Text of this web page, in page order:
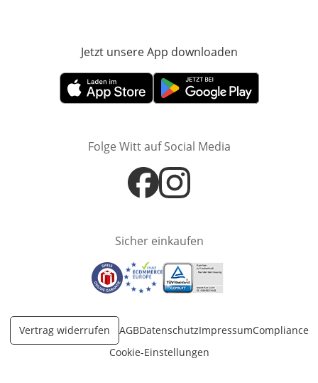
Jetzt unsere App downloaden
Öffnet in neuem FensterÖffnet in neuem Fenster
Folge Witt auf Social Media
Öffnet in neuem Fenster
Öffnet in neuem Fenster
Sicher einkaufen
Öffnet in neuem Fenster
Öffnet in neuem Fenster
Öffnet in neuem Fenster
Vertrag widerrufen AGBDatenschutzImpressumCompliance
Cookie-Einstellungen